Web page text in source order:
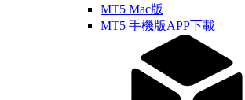
MT5 Mac版
MT5 手機版APP下載